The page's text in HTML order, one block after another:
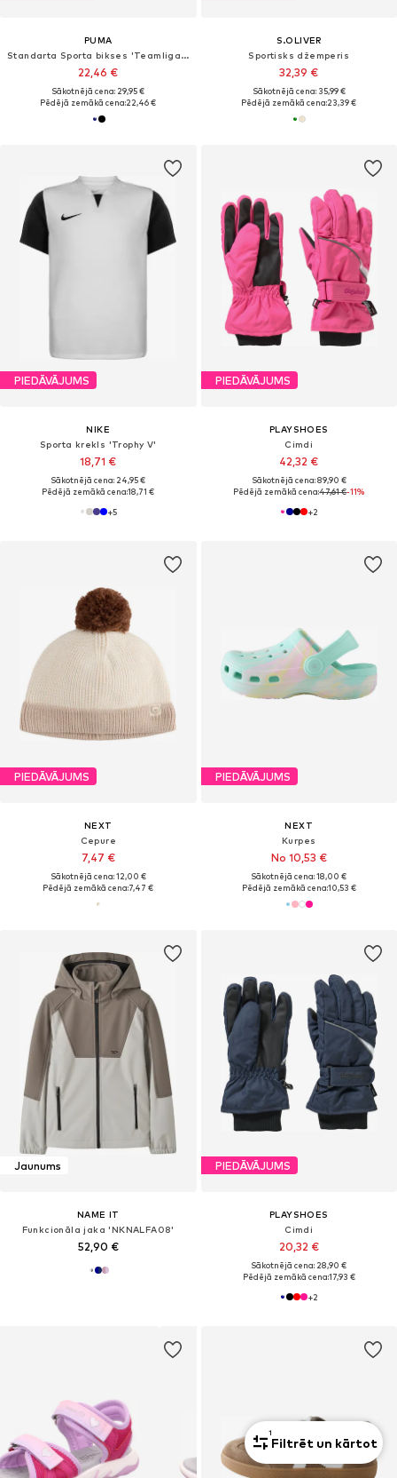
PUMA
Standarta Sporta bikses 'Teamliga Sideline'
22,46 €
Sākotnējā cena: 29,95 €
Pēdējā zemākā cena:22,46 €
S.OLIVER
Sportisks džemperis
32,39 €
Sākotnējā cena: 35,99 €
Pēdējā zemākā cena:23,39 €
PIEDĀVĀJUMS
NIKE
Sporta krekls 'Trophy V'
18,71 €
Sākotnējā cena: 24,95 €
Pēdējā zemākā cena:18,71 €
+5
PIEDĀVĀJUMS
PLAYSHOES
Cimdi
42,32 €
Sākotnējā cena: 89,90 €
Pēdējā zemākā cena:47,61 €-11%
+2
PIEDĀVĀJUMS
NEXT
Cepure
7,47 €
Sākotnējā cena: 12,00 €
Pēdējā zemākā cena:7,47 €
PIEDĀVĀJUMS
NEXT
Kurpes
No 10,53 €
Sākotnējā cena: 18,00 €
Pēdējā zemākā cena:10,53 €
Jaunums
NAME IT
Funkcionāla jaka 'NKNALFA08'
52,90 €
PIEDĀVĀJUMS
PLAYSHOES
Cimdi
20,32 €
Sākotnējā cena: 28,90 €
Pēdējā zemākā cena:17,93 €
+2
1
Filtrēt un kārtot